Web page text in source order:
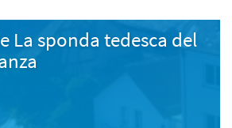
La sponda tedesca del